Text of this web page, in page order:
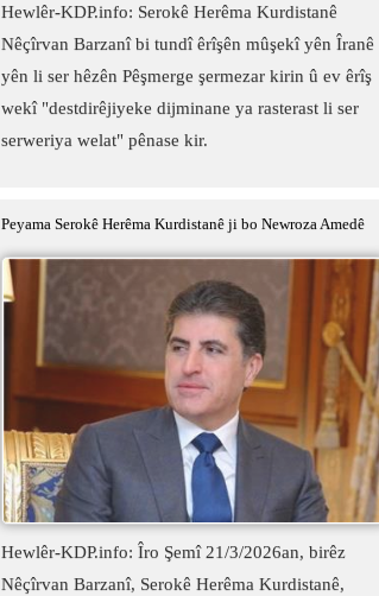
Hewlêr-KDP.info: Serokê Herêma Kurdistanê
Nêçîrvan Barzanî bi tundî êrîşên mûşekî yên Îranê
yên li ser hêzên Pêşmerge şermezar kirin û ev êrîş
wekî "destdirêjiyeke dijminane ya rasterast li ser
serweriya welat" pênase kir.
Peyama Serokê Herêma Kurdistanê ji bo Newroza Amedê
Hewlêr-KDP.info: Îro Şemî 21/3/2026an, birêz
Nêçîrvan Barzanî, Serokê Herêma Kurdistanê,